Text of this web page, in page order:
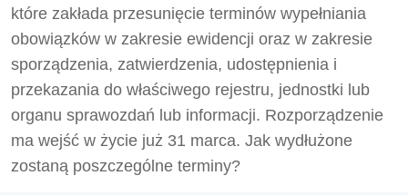
które zakłada przesunięcie terminów wypełniania
obowiązków w zakresie ewidencji oraz w zakresie
sporządzenia, zatwierdzenia, udostępnienia i
przekazania do właściwego rejestru, jednostki lub
organu sprawozdań lub informacji. Rozporządzenie
ma wejść w życie już 31 marca. Jak wydłużone
zostaną poszczególne terminy?